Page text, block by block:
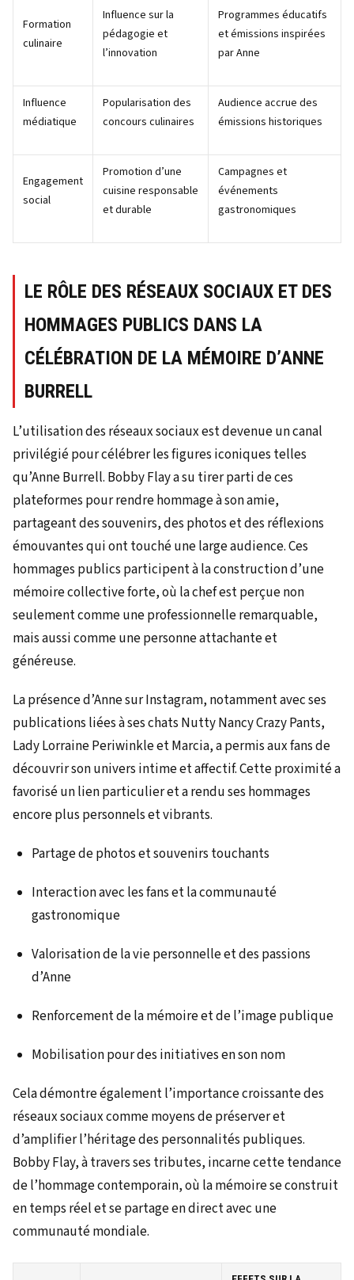
Formation
culinaire
Influence sur la
pédagogie et
l’innovation
Programmes éducatifs
et émissions inspirées
par Anne
Influence
médiatique
Popularisation des
concours culinaires
Audience accrue des
émissions historiques
Engagement
social
Promotion d’une
cuisine responsable
et durable
Campagnes et
événements
gastronomiques
LE RÔLE DES RÉSEAUX SOCIAUX ET DES
HOMMAGES PUBLICS DANS LA
CÉLÉBRATION DE LA MÉMOIRE D’ANNE
BURRELL
L’utilisation des réseaux sociaux est devenue un canal
privilégié pour célébrer les figures iconiques telles
qu’Anne Burrell. Bobby Flay a su tirer parti de ces
plateformes pour rendre hommage à son amie,
partageant des souvenirs, des photos et des réflexions
émouvantes qui ont touché une large audience. Ces
hommages publics participent à la construction d’une
mémoire collective forte, où la chef est perçue non
seulement comme une professionnelle remarquable,
mais aussi comme une personne attachante et
généreuse.
La présence d’Anne sur Instagram, notamment avec ses
publications liées à ses chats Nutty Nancy Crazy Pants,
Lady Lorraine Periwinkle et Marcia, a permis aux fans de
découvrir son univers intime et affectif. Cette proximité a
favorisé un lien particulier et a rendu ses hommages
encore plus personnels et vibrants.
Partage de photos et souvenirs touchants
Interaction avec les fans et la communauté
gastronomique
Valorisation de la vie personnelle et des passions
d’Anne
Renforcement de la mémoire et de l’image publique
Mobilisation pour des initiatives en son nom
Cela démontre également l’importance croissante des
réseaux sociaux comme moyens de préserver et
d’amplifier l’héritage des personnalités publiques.
Bobby Flay, à travers ses tributes, incarne cette tendance
de l’hommage contemporain, où la mémoire se construit
en temps réel et se partage en direct avec une
communauté mondiale.